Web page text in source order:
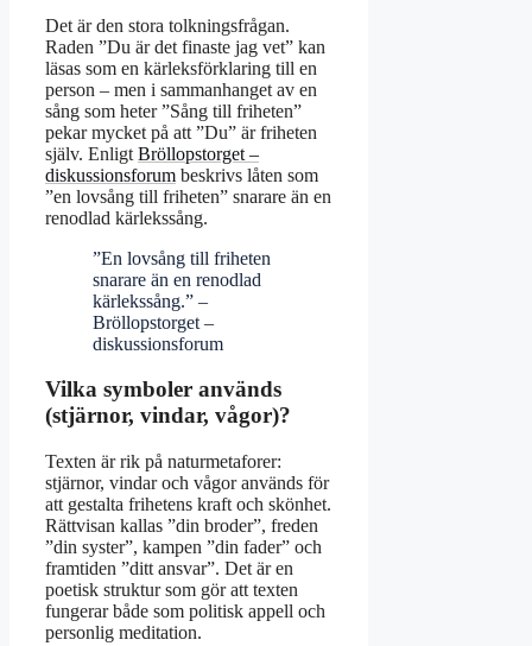
Det är den stora tolkningsfrågan.
Raden ”Du är det finaste jag vet” kan
läsas som en kärleksförklaring till en
person – men i sammanhanget av en
sång som heter ”Sång till friheten”
pekar mycket på att ”Du” är friheten
själv. Enligt Bröllopstorget –
diskussionsforum beskrivs låten som
”en lovsång till friheten” snarare än en
renodlad kärlekssång.
”En lovsång till friheten
snarare än en renodlad
kärlekssång.” –
Bröllopstorget –
diskussionsforum
Vilka symboler används
(stjärnor, vindar, vågor)?
Texten är rik på naturmetaforer:
stjärnor, vindar och vågor används för
att gestalta frihetens kraft och skönhet.
Rättvisan kallas ”din broder”, freden
”din syster”, kampen ”din fader” och
framtiden ”ditt ansvar”. Det är en
poetisk struktur som gör att texten
fungerar både som politisk appell och
personlig meditation.